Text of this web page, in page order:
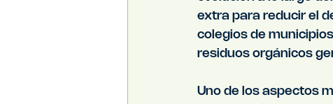
extra para reducir el
colegios de
residuos orgánicos
Uno de los aspectos